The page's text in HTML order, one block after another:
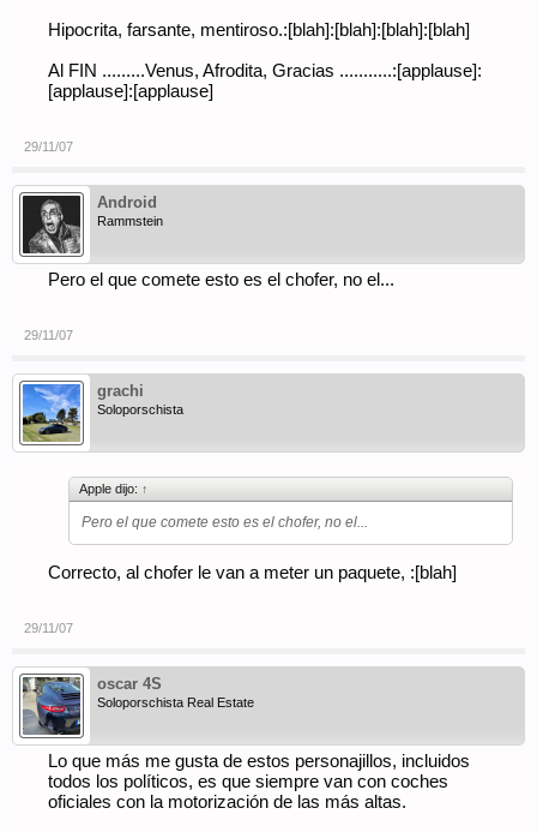
Hipocrita, farsante, mentiroso.:[blah]:[blah]:[blah]:[blah]
Al FIN .........Venus, Afrodita, Gracias ...........:[applause]:
[applause]:[applause]
29/11/07
Android
Rammstein
Pero el que comete esto es el chofer, no el...
29/11/07
grachi
Soloporschista
Apple dijo: ↑
Pero el que comete esto es el chofer, no el...
Correcto, al chofer le van a meter un paquete, :[blah]
29/11/07
oscar 4S
Soloporschista Real Estate
Lo que más me gusta de estos personajillos, incluidos
todos los políticos, es que siempre van con coches
oficiales con la motorización de las más altas.